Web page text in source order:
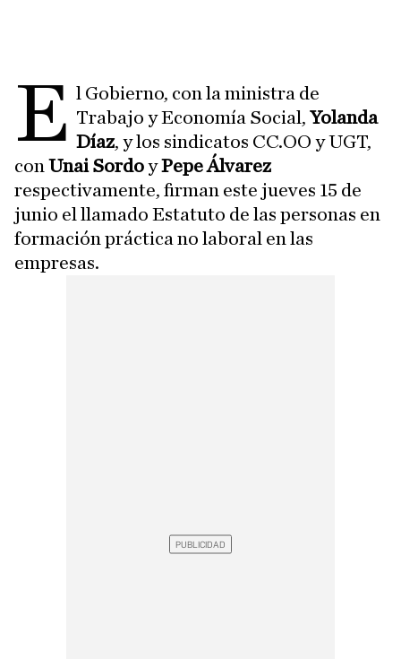
E l Gobierno, con la ministra de
Trabajo y Economía Social, Yolanda
Díaz, y los sindicatos CC.OO y UGT,
con Unai SordoyPepe Álvarez
respectivamente, firman este jueves 15 de
junio el llamado Estatuto de las personas en
formación práctica no laboral en las
empresas.